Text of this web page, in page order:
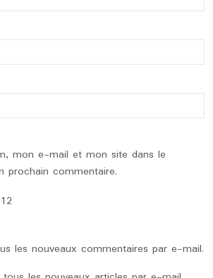
mon e-mail et mon site dans le
prochain commentaire.
12
les nouveaux commentaires par e-mail.